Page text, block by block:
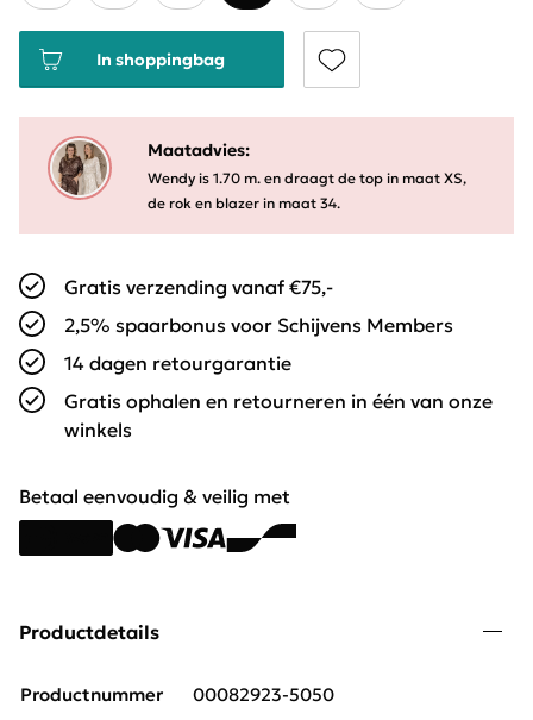
In shoppingbag
Maatadvies:
Wendy is 1.70 m. en draagt de top in maat XS,
de rok en blazer in maat 34.
Gratis verzending vanaf €75,-
2,5% spaarbonus voor Schijvens Members
14 dagen retourgarantie
Gratis ophalen en retourneren in één van onze
winkels
Betaal eenvoudig & veilig met
Productdetails
Productnummer
00082923-5050